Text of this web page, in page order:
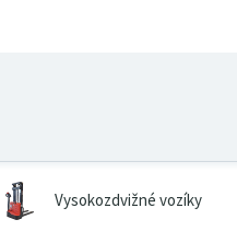
Vysokozdvižné vozíky